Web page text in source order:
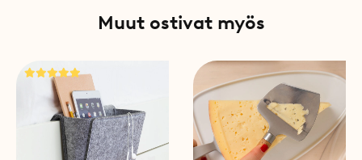
halkaisija on noin 30 cm.
Kehitetty Suomessa
The Original Fruit
käyttää useiden vuosien
°C asteessa) käytön jälkeen.
Muut ostivat myös